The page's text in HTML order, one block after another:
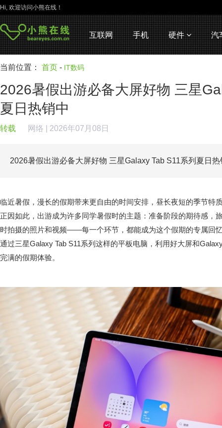
Hi, 欢迎访问小熊在线！
互联网 手机 硬件 汽
当前位置： 首页 - IT数码
2026暑假出游必备大屏好物 三星
夏日热销中
转载 网络 | 2026年07月08日
2026暑假出游必备大屏好物 三星Galaxy Tab S11系列夏日
临近暑假，漫长的假期带来更自由的时间安排，昼长夜短的季节特
正因如此，出游成为许多同学暑假时的主题：准备阶段的期待感，
时拍摄的照片和视频——每一个环节，都能成为这个假期的专属回
通过三星Galaxy Tab S11系列这样的平板电脑，利用好大屏和
完满的假期体验。